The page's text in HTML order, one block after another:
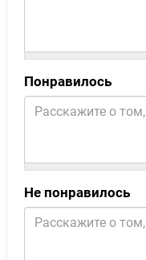
Понравилось
Не понравилось